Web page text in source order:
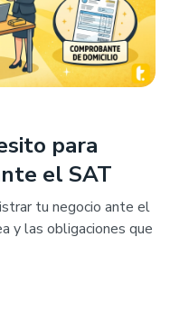
para
el SAT
tu negocio ante el
y las obligaciones que